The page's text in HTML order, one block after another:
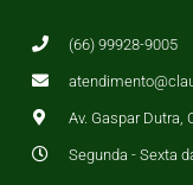
(66) 99928-9005
Av. Gaspar Dutra,
Segunda - Sexta